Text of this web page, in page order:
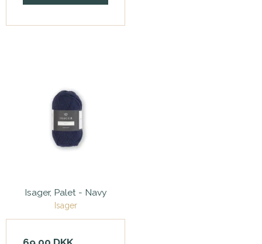
Isager, Palet - Navy
Isager